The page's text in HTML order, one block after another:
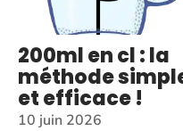
200ml en cl : la
méthode
et efficace !
10 juin 2026